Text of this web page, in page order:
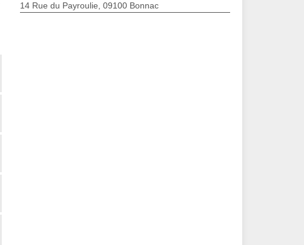
14 Rue du Payroulie, 09100 Bonnac